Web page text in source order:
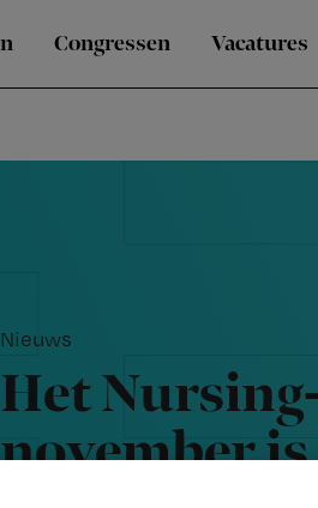
Congressen Vacatures
Nieuws
Het
november is